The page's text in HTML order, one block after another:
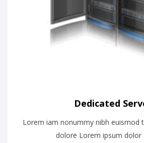
Dedicated
Lorem iam nonummy nibh euismod
dolore Lorem ipsum dolor